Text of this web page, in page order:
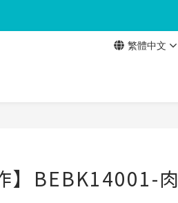
繁體中文
】BEBK14001-肉